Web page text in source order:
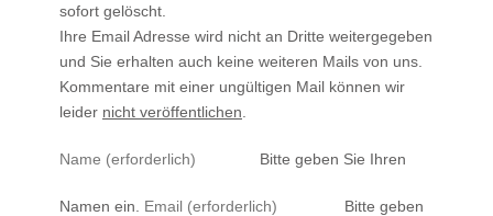
sofort gelöscht.
Ihre Email Adresse wird nicht an Dritte weitergegeben
und Sie erhalten auch keine weiteren Mails von uns.
Kommentare mit einer ungültigen Mail können wir
leider nicht veröffentlichen
Bitte geben Sie Ihren
Namen ein. Bitte geben